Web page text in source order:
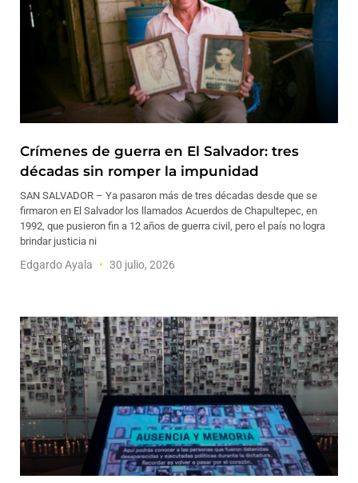
Crímenes de guerra en El Salvador: tres
décadas sin romper la impunidad
SAN SALVADOR – Ya pasaron más de tres décadas desde que se
firmaron en El Salvador los llamados Acuerdos de Chapultepec, en
1992, que pusieron fin a 12 años de guerra civil, pero el país no logra
brindar justicia ni
Edgardo Ayala 30 julio, 2026